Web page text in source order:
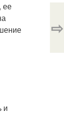
ее
и
⇨